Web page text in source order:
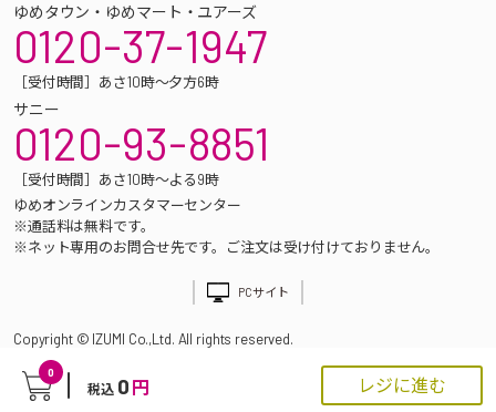
0
税込 0 円 レジに進む
ゆめタウン・ゆめマート・ユアーズ
0120-37-1947
［受付時間］あさ10時～夕方6時
サニー
0120-93-8851
［受付時間］あさ10時～よる9時
ゆめオンラインカスタマーセンター
※通話料は無料です。
※ネット専用のお問合せ先です。ご注文は受け付けておりません。
PCサイト
Copyright © IZUMI Co.,Ltd. All rights reserved.